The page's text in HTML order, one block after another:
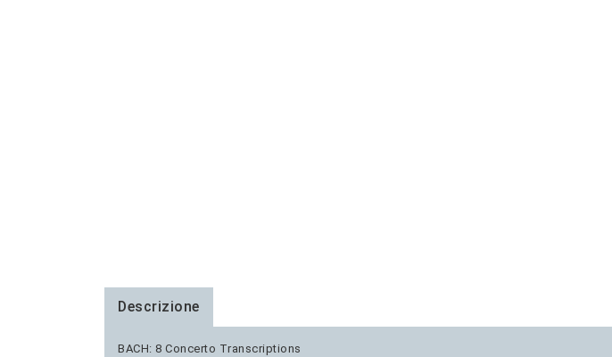
Descrizione
BACH: 8 Concerto Transcriptions